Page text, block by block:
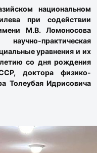
национальном
при содействии
М.В. Ломоносова
практическая
уравнения и их
со дня рождения
доктора физико-
Толеубая Идрисовича